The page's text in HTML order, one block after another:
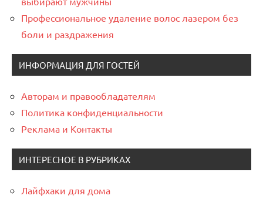
Профессиональное удаление волос лазером без
боли и раздражения
ИНФОРМАЦИЯ ДЛЯ ГОСТЕЙ
Авторам и правообладателям
Политика конфиденциальности
Реклама и Контакты
ИНТЕРЕСНОЕ В РУБРИКАХ
Лайфхаки для дома